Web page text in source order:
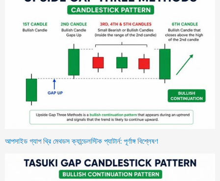
আপসাইড গ্যাপ থ্রি মেথডস ক্যান্ডেলস্টিক প্যাটার্ন: পূর্ণাঙ্গ বিশ্লেষণ